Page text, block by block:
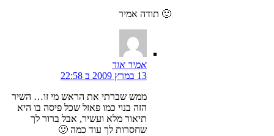
🙂 תודה אמיר
אמיר אור
13 במרץ 2009 ב 22:58
ממש שברתי את הראש מי זו… השיר
הזה בנוי כמו פאזל שכל פיסה בו היא
תיאור מלא ועשיר, אבל ברור לך
שחסרות לך עוד כמה 🙂